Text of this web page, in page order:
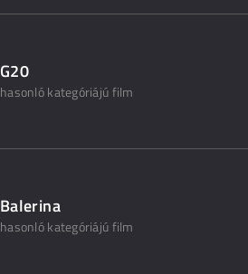
G20
hasonló kategóriájú film
Balerina
hasonló kategóriájú film